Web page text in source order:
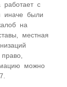
работает с
иначе были
на
местная
можно